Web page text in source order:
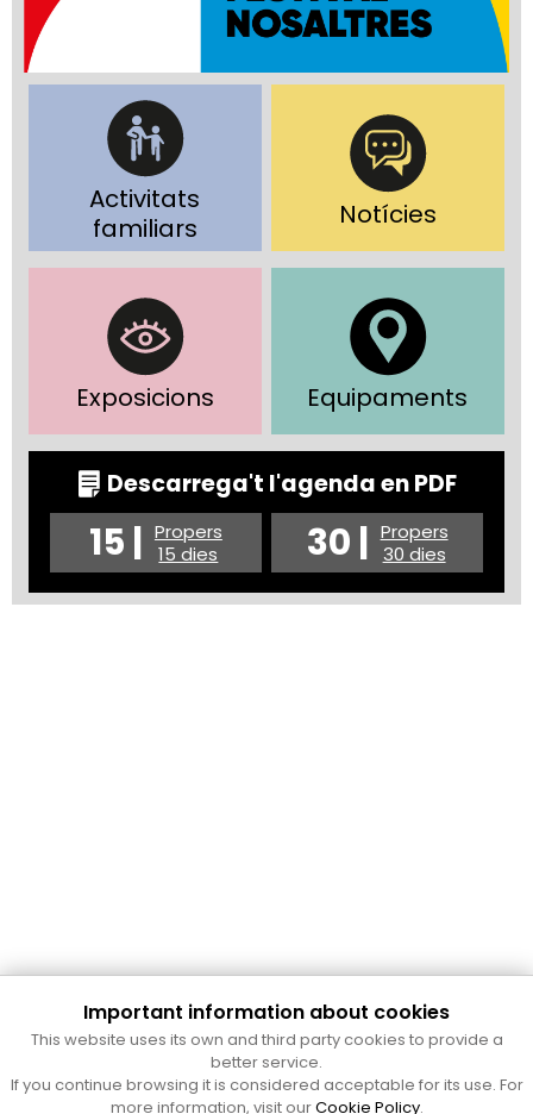
Activitats
familiars
Notícies
Exposicions Equipaments
Descarrega't l'agenda en PDF
15 | Propers
15 dies
30 | Propers
30 dies
Cultura Mataró
Ajuntament de Mataró
C. de Sant Josep, 9 (Mataró, 08302)
Horari d'obertura: dilluns, dimecres i divendres de 10 a 13 h.
Important information about cookies
This website uses its own and third party cookies to provide a
better service.
If you continue browsing it is considered acceptable for its use. For
more information, visit ourCookie Policy.